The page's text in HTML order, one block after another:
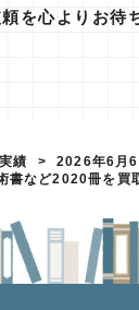
を心よりお待
績 >
2026年6月6
書など2020冊を買